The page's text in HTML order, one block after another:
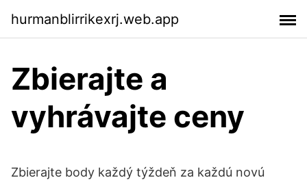
hurmanblirrikexrj.web.app
Zbierajte a
vyhrávajte ceny
Zbierajte body každý týždeň za každú novú